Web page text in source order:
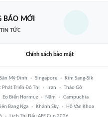
BÁO MỚI
TỨC
Chính sách bảo mật
Sân Mỹ Đình Singapore
Kim Sang-Sik
Phát Triển Đô Thị Iran
Tháo Gỡ
Eo Biển Hormuz Năm
Campuchia
Bang Nga Khánh Sky
Hồ Văn Khoa